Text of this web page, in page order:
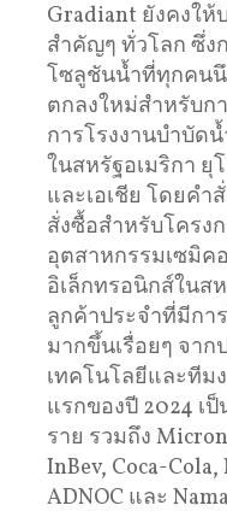
Gradiant ยังคงใ
สำคัญๆ ทั่วโลก ซึ่ง
โซลูชันน้ำที่ทุกคน
ตกลงใหม่สำหรับก
การโรงงานบำบัด
ในสหรัฐอเมริกา ยุ
และเอเชีย โดยคำ
สั่งซื้อสำหรับโครง
อุตสาหกรรมเซมิค
อิเล็กทรอนิกส์ในส
ลูกค้าประจำที่มีกา
มากขึ้นเรื่อยๆ จา
เทคโนโลยีและทีม
แรกของปี 2024 เ
ราย รวมถึง
InBev, Coca-
ADNOC และ